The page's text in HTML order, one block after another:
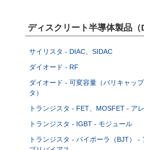
ディスクリート半導体製品
サイリスタ - DIAC、SIDAC
ダイオード - RF
ダイオード - 可変容量（バリキャッ
タ）
トランジスタ - FET、MOSFET - ア
トランジスタ - IGBT - モジュール
トランジスタ - バイポーラ（BJT） -